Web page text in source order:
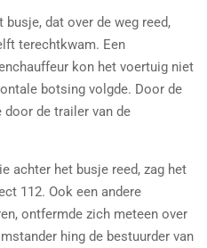
dat over de weg reed,
terechtkwam. Een
kon het voertuig niet
botsing volgde. Door de
de trailer van de
achter het busje reed, zag het
112. Ook een andere
ontfermde zich meteen over
hing de bestuurder van